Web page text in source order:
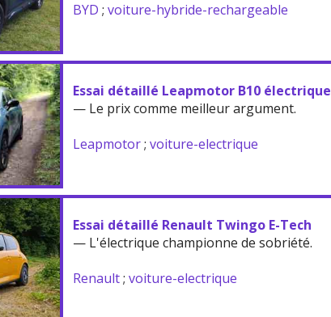
BYD ;voiture-hybride-rechargeable
Essai détaillé Leapmotor B10 électrique
— Le prix comme meilleur argument.
Leapmotor;voiture-electrique
Essai détaillé Renault Twingo E-Tech
— L'électrique championne de sobriété.
Renault;voiture-electrique